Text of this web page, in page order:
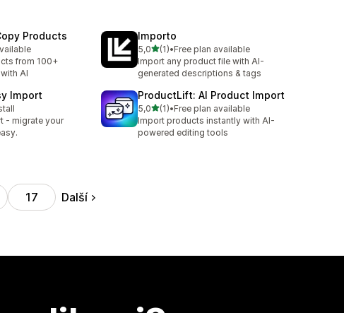
Products
3
from 100+
AI
Importo
5,0z 5 hvězd
(1)
Celkový počet recenzí: 1
•Free plan available
Import any product file with AI-
generated descriptions & tags
Import
22
- migrate your
ProductLift: AI Product Import
5,0z 5 hvězd
(1)
Celkový počet recenzí: 1
•Free plan available
Import products instantly with AI-
powered editing tools
17 Další